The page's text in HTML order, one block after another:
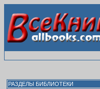
РАЗДЕЛЫ БИБЛИОТЕКИ